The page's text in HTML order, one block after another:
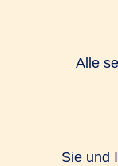
Alle
Sie und